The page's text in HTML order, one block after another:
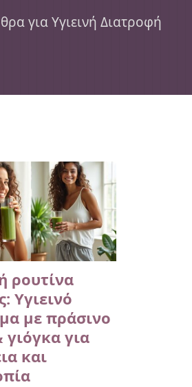
για Υγιεινή Διατροφή
ρουτίνα
Υγιεινό
με πράσινο
για
και